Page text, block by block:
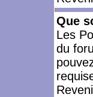
Que
Les
du